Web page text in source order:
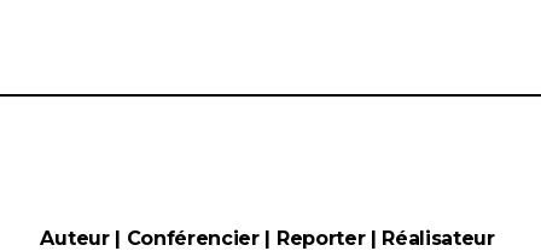
Auteur| Conférencier| Reporter| Réalisateur